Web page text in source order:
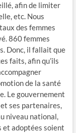
afin de limiter
etc. Nous
des femmes
860 femmes
Donc, il fallait que
faits, afin qu’ils
de la santé
Le gouvernement
ses partenaires,
niveau national,
et adoptées soient